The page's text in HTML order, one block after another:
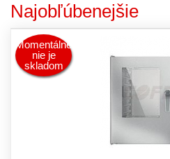
Najobľúbenejšie
Momentálne
nie je
skladom